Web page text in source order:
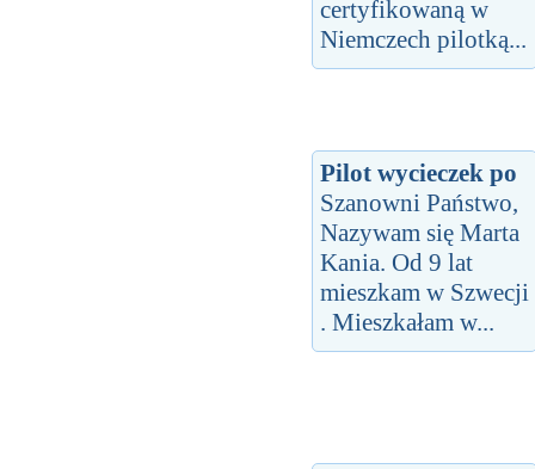
certyfikowaną w
Niemczech pilotką...
Pilot wycieczek po
Szanowni Państwo,
Nazywam się Marta
Kania. Od 9 lat
mieszkam w Szwecji
. Mieszkałam w...